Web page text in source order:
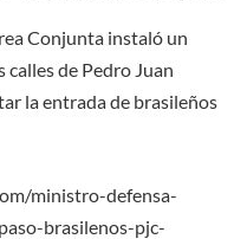
Conjunta instaló un
calles de Pedro Juan
la entrada de brasileños
ministro-defensa-
brasilenos-pjc-